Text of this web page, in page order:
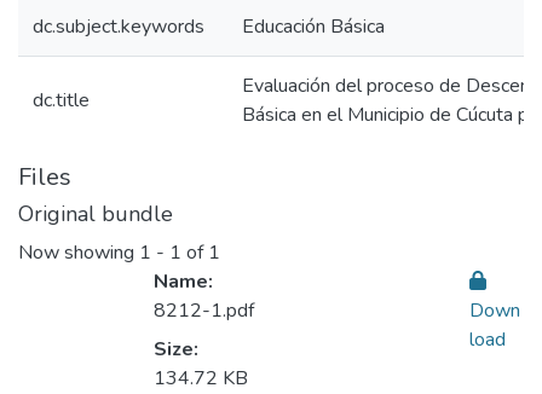
dc.subject.keywords Educación Básica
dc.title
Evaluación del proceso de
Básica en el Municipio de Cúcuta
Files
Original bundle
Now showing 1 - 1 of 1
Name:
8212-1.pdf
Size:
134.72 KB
Down
load